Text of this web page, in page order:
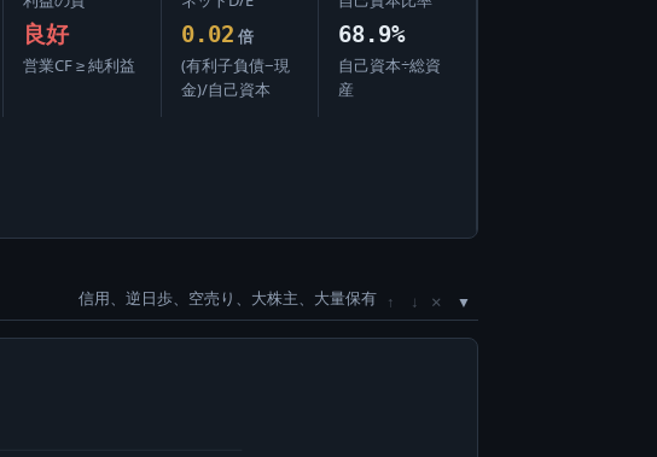
良好
営業CF ≥ 純利益
0.02 倍
(有利子負債−現
金)/自己資本
68.9%
自己資本÷総資
産
信用、逆日歩、空売り、大株主、大量保有 ↑ ↓ ×